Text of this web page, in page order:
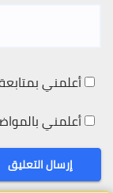
أعلمني
أعلمني